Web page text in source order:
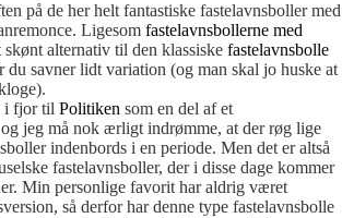
på de her helt fantastiske fastelavnsboller med
Ligesom fastelavnsbollerne med
skønt alternativ til den klassiske fastelavnsbolle
du savner lidt variation (og man skal jo huske at
i fjor til Politiken som en del af et
jeg må nok ærligt indrømme, at der røg lige
indenbords i en periode. Men det er altså
fastelavnsboller, der i disse dage kommer
Min personlige favorit har aldrig været
så derfor har denne type fastelavnsbolle